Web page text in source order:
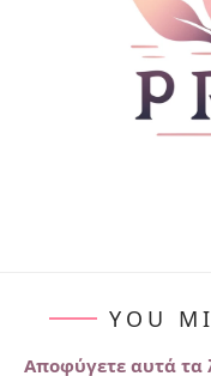
YOU
Αποφύγετε αυτά τα